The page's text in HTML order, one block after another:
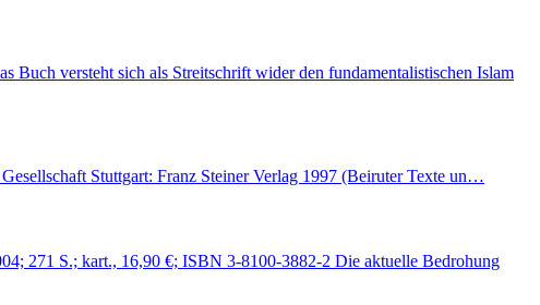
versteht sich als Streitschrift wider den fundamentalistischen Islam
Stuttgart: Franz Steiner Verlag 1997 (Beiruter Texte un…
271 S.; kart., 16,90 €; ISBN 3-8100-3882-2 Die aktuelle Bedrohung